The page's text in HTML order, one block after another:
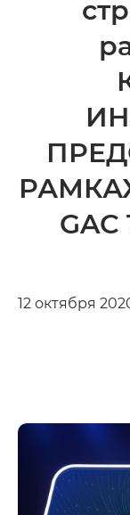
GAC
12 октября